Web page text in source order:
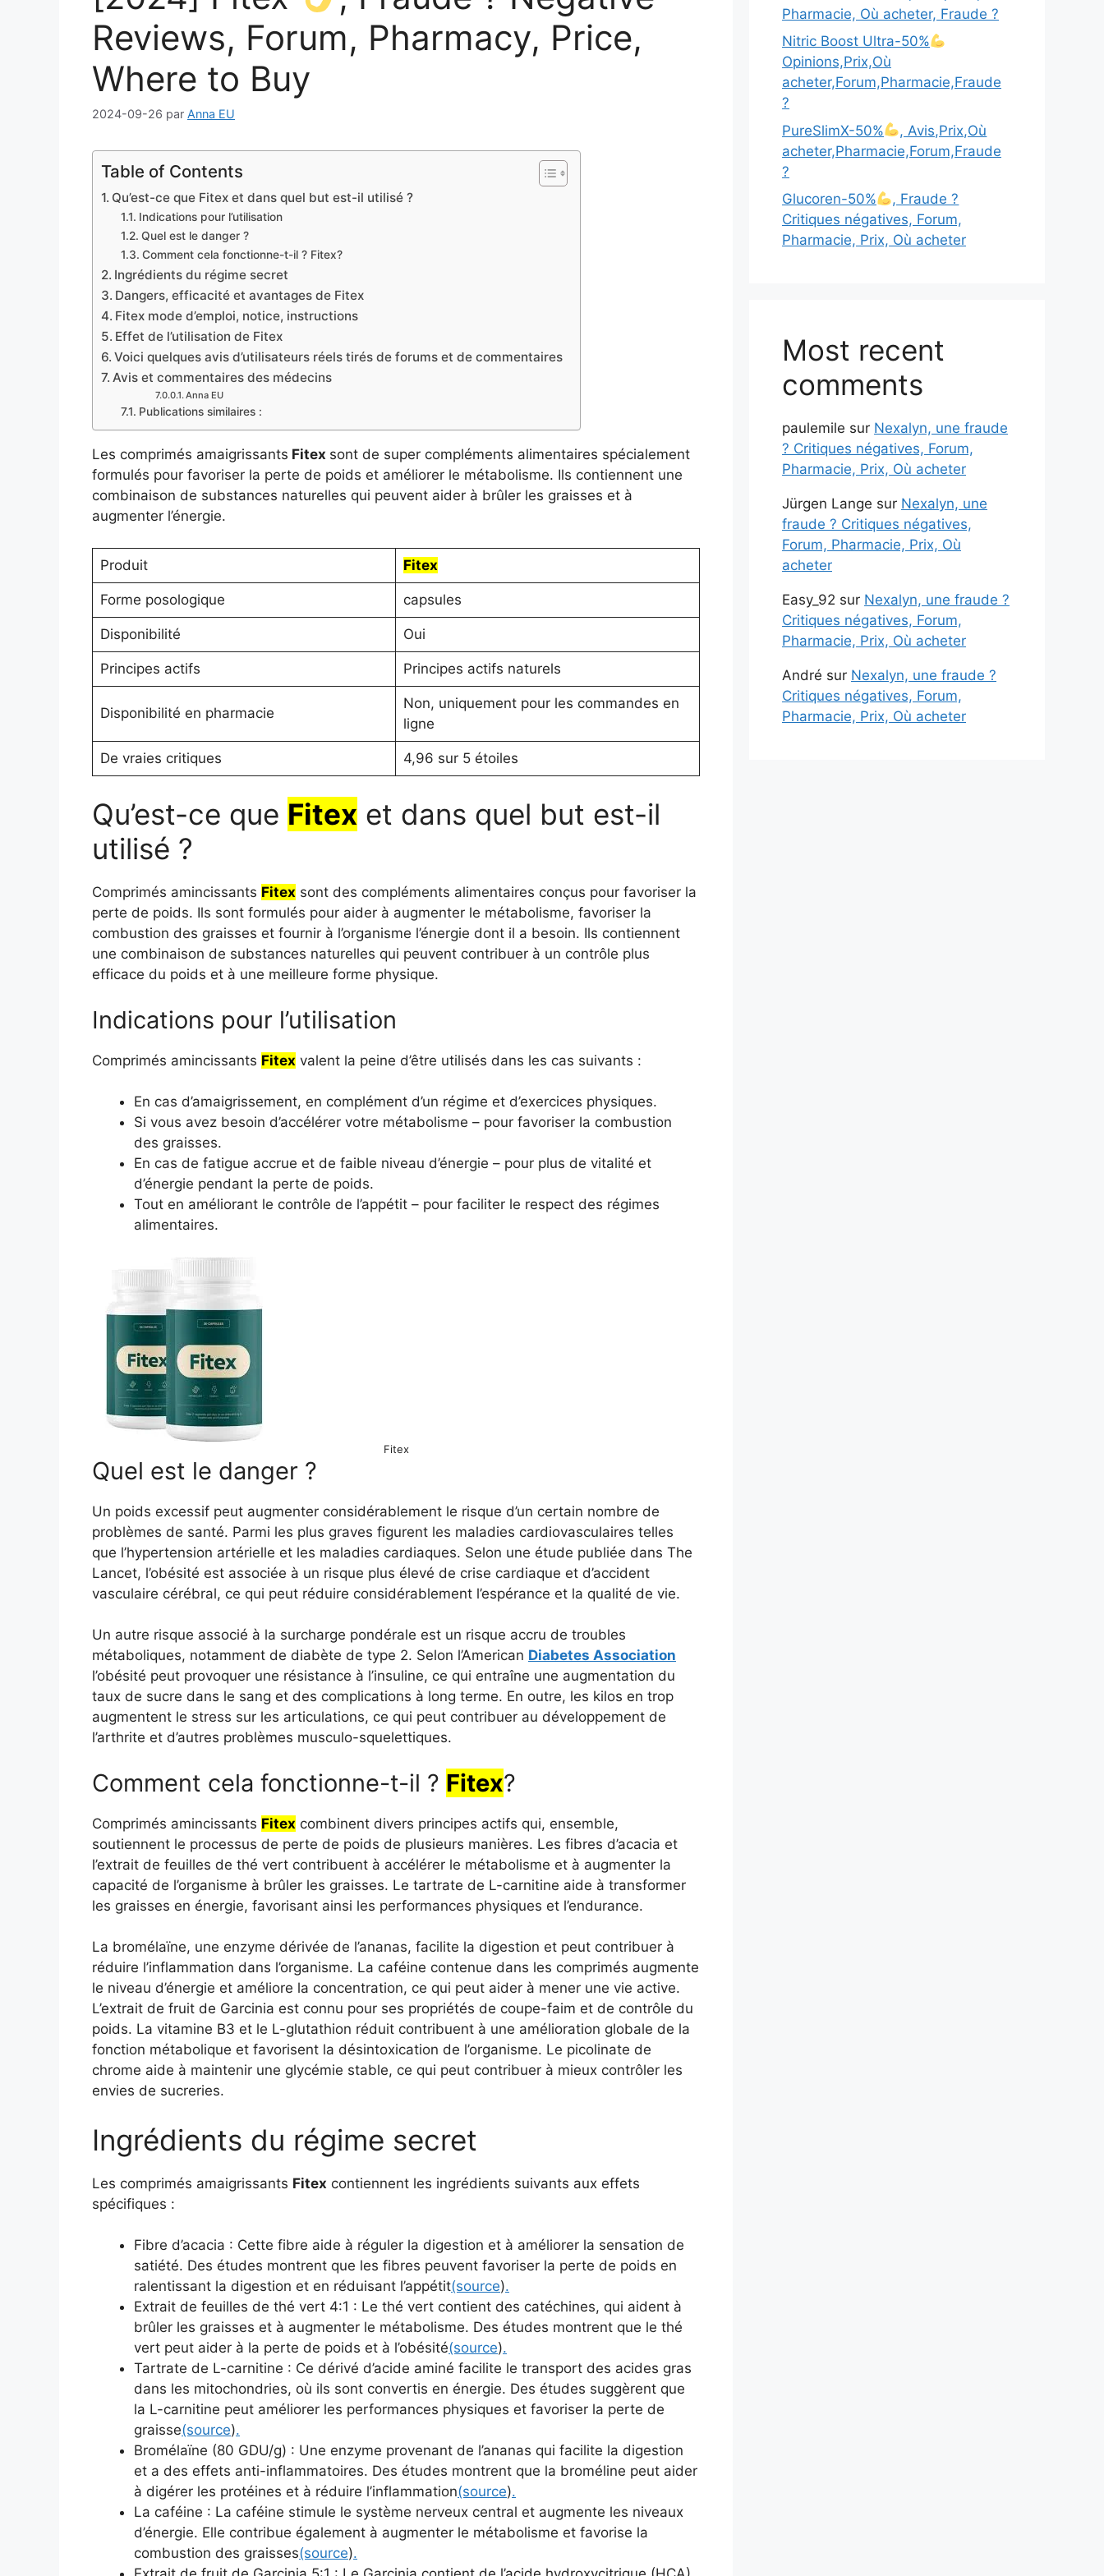
Reviews, Forum, Pharmacy, Price,
Where to Buy
2024-09-26 par Anna EU
Table of Contents
Qu’est-ce que Fitex et dans quel but est-il utilisé ?
Indications pour l’utilisation
Quel est le danger ?
Comment cela fonctionne-t-il ? Fitex?
Ingrédients du régime secret
Dangers, efficacité et avantages de Fitex
Fitex mode d’emploi, notice, instructions
Effet de l’utilisation de Fitex
Voici quelques avis d’utilisateurs réels tirés de forums et de commentaires
Avis et commentaires des médecins
Anna EU
Publications similaires :
Les comprimés amaigrissants Fitex sont de super compléments alimentaires spécialement
formulés pour favoriser la perte de poids et améliorer le métabolisme. Ils contiennent une
combinaison de substances naturelles qui peuvent aider à brûler les graisses et à
augmenter l’énergie.
Produit Fitex
Forme posologique capsules
Disponibilité Oui
Principes actifs Principes actifs naturels
Disponibilité en pharmacie
Non, uniquement pour les commandes en
ligne
De vraies critiques 4,96 sur 5 étoiles
Qu’est-ce que Fitex et dans quel but est-il
utilisé ?
Comprimés amincissants Fitex sont des compléments alimentaires conçus pour favoriser la
perte de poids. Ils sont formulés pour aider à augmenter le métabolisme, favoriser la
combustion des graisses et fournir à l’organisme l’énergie dont il a besoin. Ils contiennent
une combinaison de substances naturelles qui peuvent contribuer à un contrôle plus
efficace du poids et à une meilleure forme physique.
Indications pour l’utilisation
Comprimés amincissants Fitex valent la peine d’être utilisés dans les cas suivants :
En cas d’amaigrissement, en complément d’un régime et d’exercices physiques.
Si vous avez besoin d’accélérer votre métabolisme – pour favoriser la combustion
des graisses.
En cas de fatigue accrue et de faible niveau d’énergie – pour plus de vitalité et
d’énergie pendant la perte de poids.
Tout en améliorant le contrôle de l’appétit – pour faciliter le respect des régimes
alimentaires.
Fitex
Quel est le danger ?
Un poids excessif peut augmenter considérablement le risque d’un certain nombre de
problèmes de santé. Parmi les plus graves figurent les maladies cardiovasculaires telles
que l’hypertension artérielle et les maladies cardiaques. Selon une étude publiée dans The
Lancet, l’obésité est associée à un risque plus élevé de crise cardiaque et d’accident
vasculaire cérébral, ce qui peut réduire considérablement l’espérance et la qualité de vie.
Un autre risque associé à la surcharge pondérale est un risque accru de troubles
métaboliques, notamment de diabète de type 2. Selon l’American Diabetes Association
l’obésité peut provoquer une résistance à l’insuline, ce qui entraîne une augmentation du
taux de sucre dans le sang et des complications à long terme. En outre, les kilos en trop
augmentent le stress sur les articulations, ce qui peut contribuer au développement de
l’arthrite et d’autres problèmes musculo-squelettiques.
Comment cela fonctionne-t-il ? Fitex?
Comprimés amincissants Fitex combinent divers principes actifs qui, ensemble,
soutiennent le processus de perte de poids de plusieurs manières. Les fibres d’acacia et
l’extrait de feuilles de thé vert contribuent à accélérer le métabolisme et à augmenter la
capacité de l’organisme à brûler les graisses. Le tartrate de L-carnitine aide à transformer
les graisses en énergie, favorisant ainsi les performances physiques et l’endurance.
La bromélaïne, une enzyme dérivée de l’ananas, facilite la digestion et peut contribuer à
réduire l’inflammation dans l’organisme. La caféine contenue dans les comprimés augmente
le niveau d’énergie et améliore la concentration, ce qui peut aider à mener une vie active.
L’extrait de fruit de Garcinia est connu pour ses propriétés de coupe-faim et de contrôle du
poids. La vitamine B3 et le L-glutathion réduit contribuent à une amélioration globale de la
fonction métabolique et favorisent la désintoxication de l’organisme. Le picolinate de
chrome aide à maintenir une glycémie stable, ce qui peut contribuer à mieux contrôler les
envies de sucreries.
Ingrédients du régime secret
Les comprimés amaigrissants Fitex contiennent les ingrédients suivants aux effets
spécifiques :
Fibre d’acacia : Cette fibre aide à réguler la digestion et à améliorer la sensation de
satiété. Des études montrent que les fibres peuvent favoriser la perte de poids en
ralentissant la digestion et en réduisant l’appétit(source).
Extrait de feuilles de thé vert 4:1 : Le thé vert contient des catéchines, qui aident à
brûler les graisses et à augmenter le métabolisme. Des études montrent que le thé
vert peut aider à la perte de poids et à l’obésité(source).
Tartrate de L-carnitine : Ce dérivé d’acide aminé facilite le transport des acides gras
dans les mitochondries, où ils sont convertis en énergie. Des études suggèrent que
la L-carnitine peut améliorer les performances physiques et favoriser la perte de
graisse(source).
Bromélaïne (80 GDU/g) : Une enzyme provenant de l’ananas qui facilite la digestion
et a des effets anti-inflammatoires. Des études montrent que la broméline peut aider
à digérer les protéines et à réduire l’inflammation(source).
La caféine : La caféine stimule le système nerveux central et augmente les niveaux
d’énergie. Elle contribue également à augmenter le métabolisme et favorise la
combustion des graisses(source).
Pharmacie, Où acheter, Fraude ?
Nitric Boost Ultra-50%
Opinions,Prix,Où
acheter,Forum,Pharmacie,Fraude
?
PureSlimX-50%
, Avis,Prix,Où
acheter,Pharmacie,Forum,Fraude
?
Glucoren-50%
, Fraude ?
Critiques négatives, Forum,
Pharmacie, Prix, Où acheter
Most recent
comments
paulemile sur Nexalyn, une fraude
? Critiques négatives, Forum,
Pharmacie, Prix, Où acheter
Jürgen Lange sur Nexalyn, une
fraude ? Critiques négatives,
Forum, Pharmacie, Prix, Où
acheter
Easy_92 sur Nexalyn, une fraude ?
Critiques négatives, Forum,
Pharmacie, Prix, Où acheter
André sur Nexalyn, une fraude ?
Critiques négatives, Forum,
Pharmacie, Prix, Où acheter